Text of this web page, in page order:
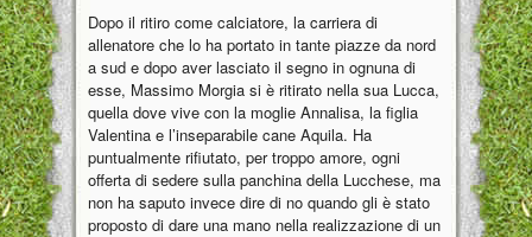
Dopo il ritiro come calciatore, la carriera di
allenatore che lo ha portato in tante piazze da nord
a sud e dopo aver lasciato il segno in ognuna di
esse, Massimo Morgia si è ritirato nella sua Lucca,
quella dove vive con la moglie Annalisa, la figlia
Valentina e l’inseparabile cane Aquila. Ha
puntualmente rifiutato, per troppo amore, ogni
offerta di sedere sulla panchina della Lucchese, ma
non ha saputo invece dire di no quando gli è stato
proposto di dare una mano nella realizzazione di un